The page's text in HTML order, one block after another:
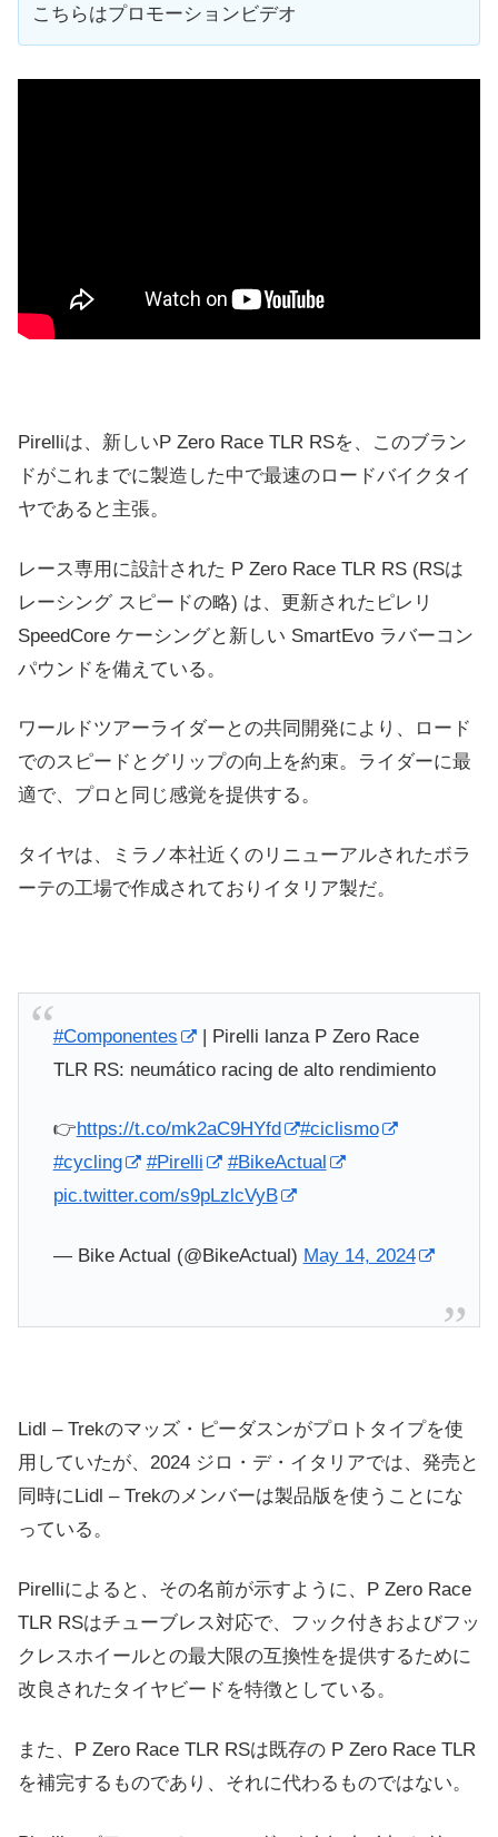
こちらはプロモーションビデオ
Pirelliは、新しいP Zero Race TLR RSを、このブラン
ドがこれまでに製造した中で最速のロードバイクタイ
ヤであると主張。
レース専用に設計された P Zero Race TLR RS (RSは
レーシング スピードの略) は、更新されたピレリ
SpeedCore ケーシングと新しい SmartEvo ラバーコン
パウンドを備えている。
ワールドツアーライダーとの共同開発により、ロード
でのスピードとグリップの向上を約束。ライダーに最
適で、プロと同じ感覚を提供する。
タイヤは、ミラノ本社近くのリニューアルされたボラ
ーテの工場で作成されておりイタリア製だ。
#Componentes
| Pirelli lanza P Zero Race
TLR RS: neumático racing de alto rendimiento
👉https://t.co/mk2aC9HYfd
#ciclismo
#cycling
#Pirelli
#BikeActual
pic.twitter.com/s9pLzlcVyB
— Bike Actual (@BikeActual) May 14, 2024
Lidl – Trekのマッズ・ピーダスンがプロトタイプを使
用していたが、2024 ジロ・デ・イタリアでは、発売と
同時にLidl – Trekのメンバーは製品版を使うことにな
っている。
Pirelliによると、その名前が示すように、P Zero Race
TLR RSはチューブレス対応で、フック付きおよびフッ
クレスホイールとの最大限の互換性を提供するために
改良されたタイヤビードを特徴としている。
また、P Zero Race TLR RSは既存の P Zero Race TLR
を補完するものであり、それに代わるものではない。